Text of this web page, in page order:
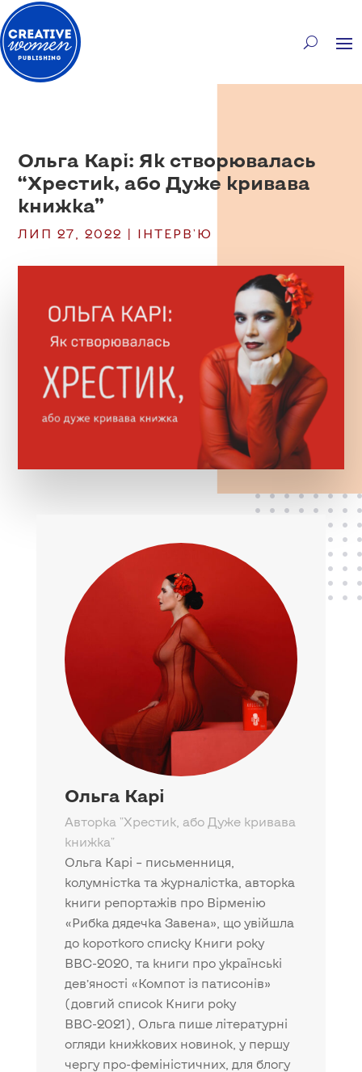
Ольга Карі: Як створювалась
“Хрестик, або Дуже кривава
книжка”
ЛИП 27, 2022 ІНТЕРВ'Ю
Ольга Карі
Авторка "Хрестик, або Дуже кривава
книжка"
Ольга Карі – письменниця,
колумністка та журналістка, авторка
книги репортажів про Вірменію
«Рибка дядечка Завена», що увійшла
до короткого списку Книги року
ВВС-2020, та книги про українські
дев’яності «Компот із патисонів»
(довгий список Книги року
ВВС-2021), Ольга пише літературні
огляди книжкових новинок, у першу
чергу про-феміністичних, для блогу